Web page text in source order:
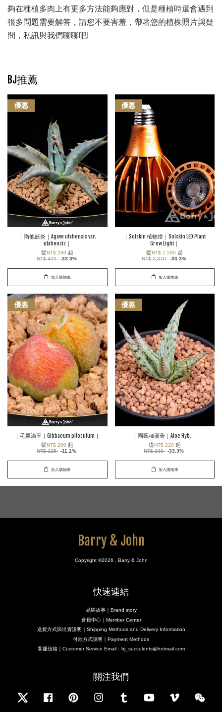
夠在種植多肉上有更多方法能夠應對，但是種植時還會遇到
很多問題需要解答，請您不要害羞，帶著您的植株照片與疑
問，私訊與我們聊聊吧!
BJ推薦
優惠
｜猶他妖炎｜Agave utahensis var.
utahensis｜
從NT$ 280起
NT$ 420 -33.3%
加入購物車
優惠
｜Solskin 植物燈｜Solskin LED Plant
Grow Light｜
從NT$ 1,580起
NT$ 2,370 -33.3%
加入購物車
優惠
｜毛翠滴玉｜Gibbaeum pilosulum｜
從NT$ 200起
NT$ 225 -11.1%
加入購物車
優惠
｜園藝種蘆薈｜Aloe Hyb.｜
從NT$ 220 起
NT$ 330 -33.3%
加入購物車
Barry & John
Copyright ©2026 , Barry & John
快速連結
品牌故事｜Brand story
會員中心｜Member Center
送貨方式與出貨說明｜Shipping Methods and Delivery Information
付款方式說明｜Payment Methods
客服信箱｜Customer Service Email：bj_succulents@hotmail.com
關注我們
Twitter Facebook Pinterest Instagram Tumblr YouTube Vimeo